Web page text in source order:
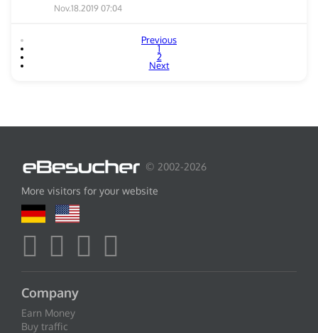
Nov.18.2019 07:04
Previous
1
2
Next
© 2002-2026
More visitors for your website
Company
Earn Money
Buy traffic